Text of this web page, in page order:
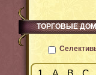
ТОРГОВЫЕ